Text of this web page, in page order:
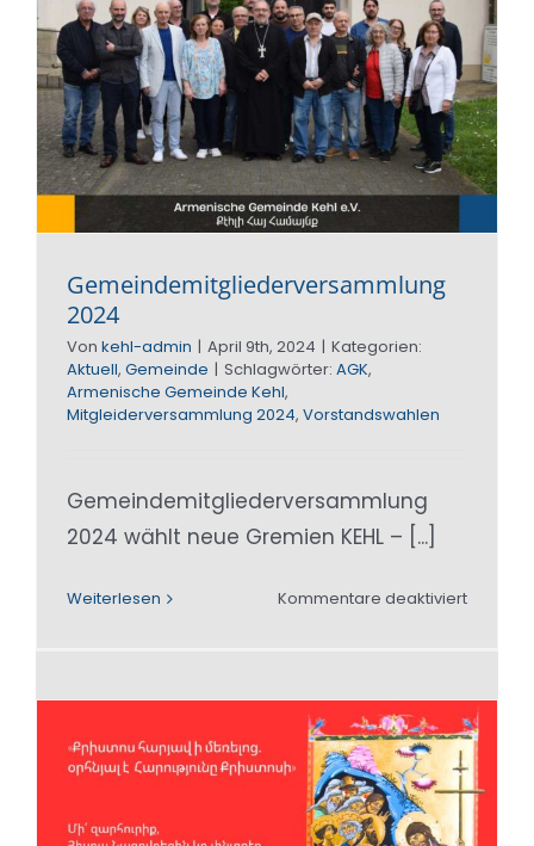
Gemeindemitgliederversammlung
2024
Von kehl-admin | April 9th, 2024 | Kategorien:
Aktuell, Gemeinde | Schlagwörter: AGK,
Armenische Gemeinde Kehl,
Mitgleiderversammlung 2024, Vorstandswahlen
Gemeindemitgliederversammlung
2024 wählt neue Gremien KEHL – [...]
Weiterlesen Kommentare deaktiviertfür